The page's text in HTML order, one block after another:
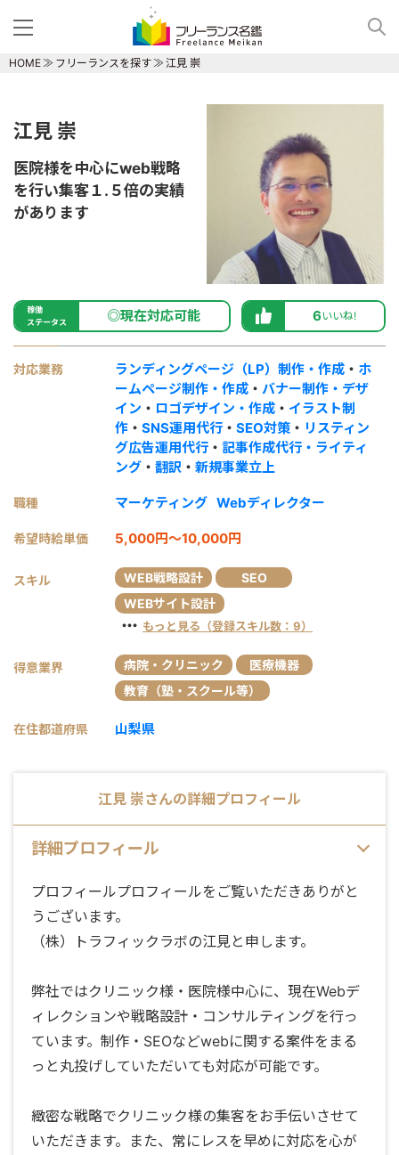
HOME フリーランスを探す 江見 崇
江見 崇
医院様を中心にweb戦略
を行い集客１.５倍の実績
があります
稼働
ステータス
◎現在対応可能 6 いいね!
対応業務 ランディングページ（LP）制作・作成 ・ ホ
ームページ制作・作成 ・ バナー制作・デザ
イン ・ ロゴデザイン・作成 ・ イラスト制
作 ・ SNS運用代行 ・ SEO対策 ・ リスティン
グ広告運用代行 ・ 記事作成代行・ライティ
ング ・ 翻訳 ・ 新規事業立上
職種 マーケティング Webディレクター
希望時給単価 5,000円～10,000円
スキル WEB戦略設計
SEO
WEBサイト設計
・・・ もっと見る（登録スキル数：9）
得意業界 病院・クリニック
医療機器
教育（塾・スクール等）
在住都道府県 山梨県
江見 崇さんの詳細プロフィール
詳細プロフィール
プロフィールプロフィールをご覧いただきありがと
うございます。
（株）トラフィックラボの江見と申します。
弊社ではクリニック様・医院様中心に、現在Webデ
ィレクションや戦略設計・コンサルティングを行っ
ています。制作・SEOなどwebに関する案件をまる
っと丸投げしていただいても対応が可能です。
緻密な戦略でクリニック様の集客をお手伝いさせて
いただきます。また、常にレスを早めに対応を心が